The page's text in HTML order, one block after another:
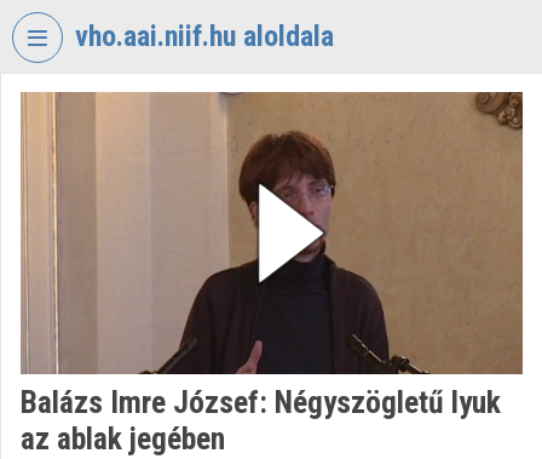
Fejléc kihagyása
vho.aai.niif.hu aloldala
Intézményi felfedezés
Kategóriák
Intézményi listák
Balázs Imre József: Négyszögletű lyuk
az ablak jegében